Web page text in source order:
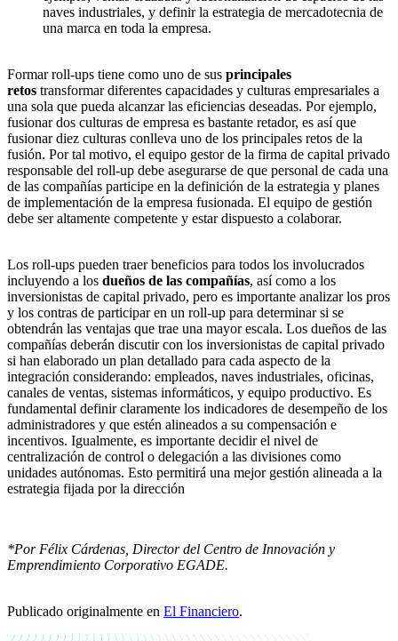
naves industriales, y definir la estrategia de mercadotecnia de
una marca en toda la empresa.
Formar roll-ups tiene como uno de sus principales
retos transformar diferentes capacidades y culturas empresariales a
una sola que pueda alcanzar las eficiencias deseadas. Por ejemplo,
fusionar dos culturas de empresa es bastante retador, es así que
fusionar diez culturas conlleva uno de los principales retos de la
fusión. Por tal motivo, el equipo gestor de la firma de capital privado
responsable del roll-up debe asegurarse de que personal de cada una
de las compañías participe en la definición de la estrategia y planes
de implementación de la empresa fusionada. El equipo de gestión
debe ser altamente competente y estar dispuesto a colaborar.
Los roll-ups pueden traer beneficios para todos los involucrados
incluyendo a los dueños de las compañías, así como a los
inversionistas de capital privado, pero es importante analizar los pros
y los contras de participar en un roll-up para determinar si se
obtendrán las ventajas que trae una mayor escala. Los dueños de las
compañías deberán discutir con los inversionistas de capital privado
si han elaborado un plan detallado para cada aspecto de la
integración considerando: empleados, naves industriales, oficinas,
canales de ventas, sistemas informáticos, y equipo productivo. Es
fundamental definir claramente los indicadores de desempeño de los
administradores y que estén alineados a su compensación e
incentivos. Igualmente, es importante decidir el nivel de
centralización de control o delegación a las divisiones como
unidades autónomas. Esto permitirá una mejor gestión alineada a la
estrategia fijada por la dirección
*Por Félix Cárdenas, Director del Centro de Innovación y
Emprendimiento Corporativo EGADE.
Publicado originalmente en El Financiero.